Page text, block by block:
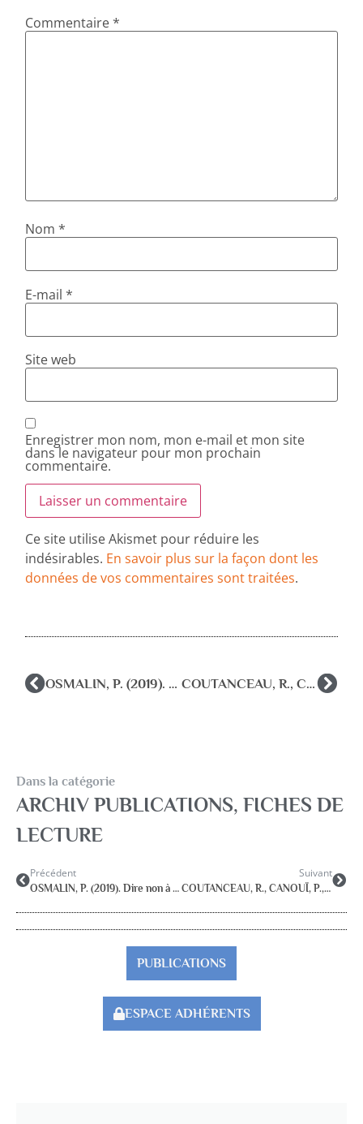
Commentaire*
Nom*
E-mail*
Site web
Enregistrer mon nom, mon e-mail et mon site
dans le navigateur pour mon prochain
commentaire.
Ce site utilise Akismet pour réduire les
indésirables. En savoir plus sur la façon dont les
données de vos commentaires sont traitées.
OSMALIN, P. (2019). Dire non à l’exclusion. Joseph Wresinski et les racines révolutionnaires d’un combat. Lyon, Chronique Sociale. COUTANCEAU, R., CANOUÏ, P., CYRULNIK, B. & BENNEGADI, R. (sous la dir.) (2019). La parole libératrice. L’esprit des psychothérapies humanistes. Malakoff, Dunod.
Dans la catégorie
ARCHIV PUBLICATIONS, FICHES DE
LECTURE
Précédent
OSMALIN, P. (2019). Dire non à l’exclusion. Joseph Wresinski et les racines révolutionnaires d’un combat. Lyon, Chronique Sociale.
Suivant
COUTANCEAU, R., CANOUÏ, P., CYRULNIK, B. & BENNEGADI, R. (sous la dir.) (2019). La parole libératrice. L’esprit des psychothérapies humanistes. Malakoff, Dunod.
PUBLICATIONS
ESPACE ADHÉRENTS